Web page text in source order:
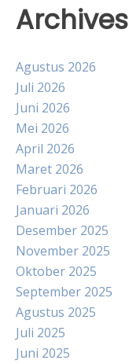
Archives
Agustus 2026
Juli 2026
Juni 2026
Mei 2026
April 2026
Maret 2026
Februari 2026
Januari 2026
Desember 2025
November 2025
Oktober 2025
September 2025
Agustus 2025
Juli 2025
Juni 2025